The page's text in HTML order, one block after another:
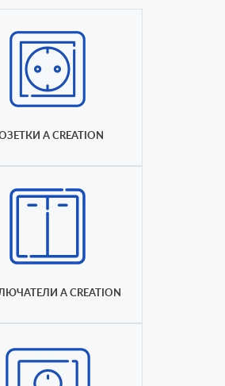
A CREATION
A CREATION